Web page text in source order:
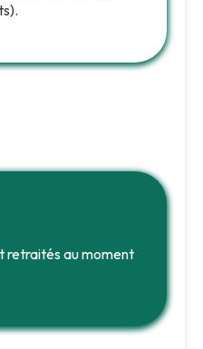
retraités au moment